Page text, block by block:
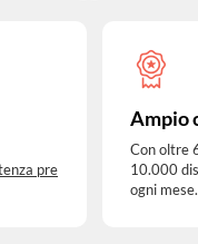
pre
Ampio
Con oltre
10.000
ogni mese.